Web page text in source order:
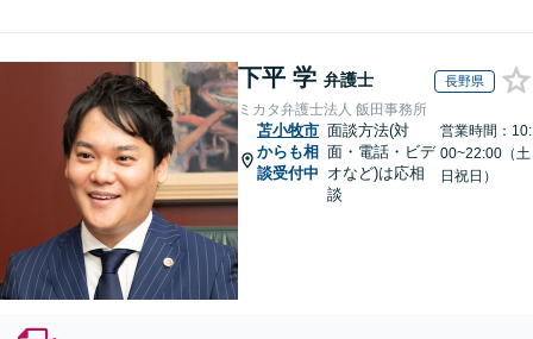
下平 学 弁護士 長野県
ミカタ弁護士法人 飯田事務所
苫小牧市
からも相
談受付中
面談方法(対
面・電話・ビデ
オなど)は応相
談
営業時間：10:
00~22:00（土
日祝日）